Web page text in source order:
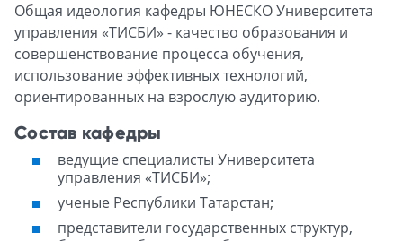
Общая идеология кафедры ЮНЕСКО Университета
управления «ТИСБИ» - качество образования и
совершенствование процесса обучения,
использование эффективных технологий,
ориентированных на взрослую аудиторию.
Состав кафедры
ведущие специалисты Университета
управления «ТИСБИ»;
ученые Республики Татарстан;
представители государственных структур,